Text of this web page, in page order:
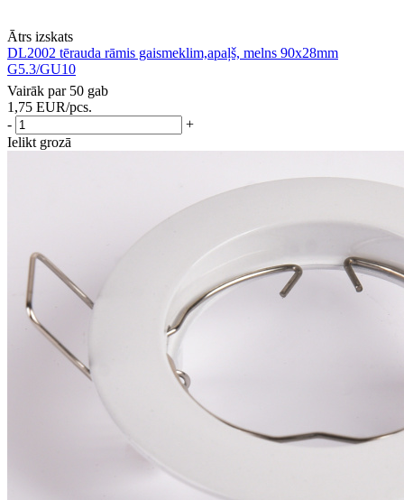
Ātrs izskats
DL2002 tērauda rāmis gaismeklim,apaļš, melns 90x28mm
G5.3/GU10
Vairāk par 50 gab
1,75 EUR/pcs.
-
+
Ielikt grozā